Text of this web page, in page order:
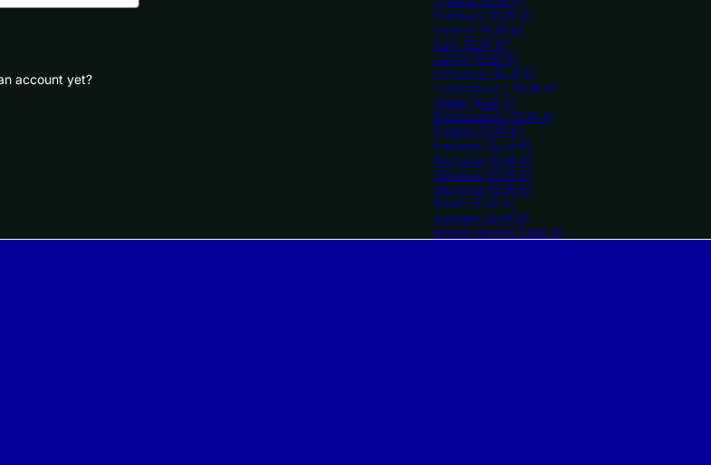
account yet?
Hungary (EUR €)
Ireland (EUR €)
Italy (EUR €)
Latvia (EUR €)
Lithuania (EUR €)
Luxembourg (EUR €)
Malta (EUR €)
Netherlands (EUR €)
Poland (EUR €)
Portugal (EUR €)
Romania (EUR €)
Slovakia (EUR €)
Slovenia (EUR €)
Spain (EUR €)
Sweden (EUR €)
United States (USD $)